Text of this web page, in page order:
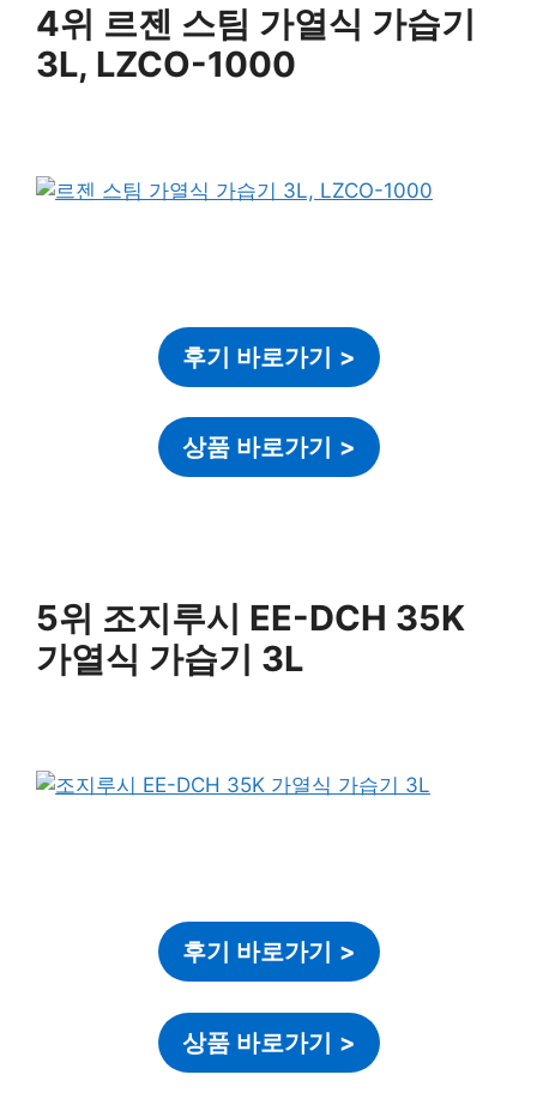
4위 르젠 스팀 가열식 가습기
3L, LZCO-1000
후기 바로가기 >
상품 바로가기 >
5위 조지루시 EE-DCH 35K
가열식 가습기 3L
후기 바로가기 >
상품 바로가기 >